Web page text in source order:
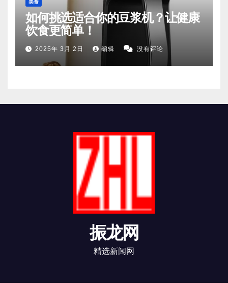
美食
如何挑选适合你的豆浆机？让健康
饮食更简单！
2025年 3月 2日 编辑 没有评论
振龙网
精选新闻网